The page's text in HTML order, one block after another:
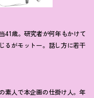
41歳。研究者が何年もかけて
るがモットー。話し方に若干
素人で本企画の仕掛け人。年